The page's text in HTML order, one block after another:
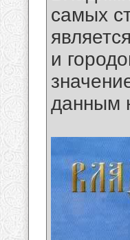
самых
и
данным